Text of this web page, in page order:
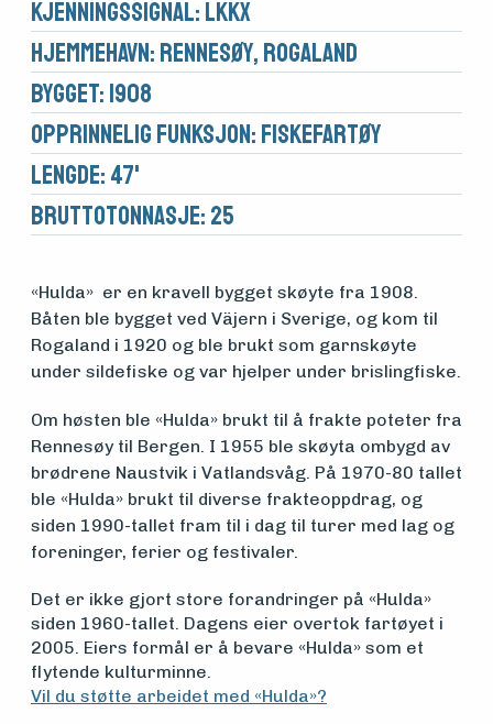
Søk
midler
Vern,
vedlikehold
og drift
Om
Kjennings­signal: LKKX
Hjemmehavn: Rennesøy, Rogaland
Bygget: 1908
Opprinnelig funksjon: Fiskefartøy
Lengde: 47'
Brutto­tonnasje: 25
«Hulda» er en kravell bygget skøyte fra 1908.
Båten ble bygget ved Väjern i Sverige, og kom til
Rogaland i 1920 og ble brukt som garnskøyte
under sildefiske og var hjelper under brislingfiske.
Om høsten ble «Hulda» brukt til å frakte poteter fra
Rennesøy til Bergen. I 1955 ble skøyta ombygd av
brødrene Naustvik i Vatlandsvåg. På 1970-80 tallet
ble «Hulda» brukt til diverse frakteoppdrag, og
siden 1990-tallet fram til i dag til turer med lag og
foreninger, ferier og festivaler.
Det er ikke gjort store forandringer på «Hulda»
siden 1960-tallet. Dagens eier overtok fartøyet i
2005. Eiers formål er å bevare «Hulda» som et
flytende kulturminne.
Vil du støtte arbeidet med «Hulda»?